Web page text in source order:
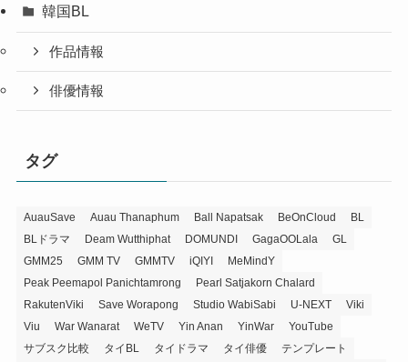
韓国BL
作品情報
俳優情報
タグ
AuauSave Auau Thanaphum Ball Napatsak BeOnCloud
BL
BLドラマ
Deam Wutthiphat DOMUNDI GagaOOLala
GL
GMM25
GMM TV GMMTV iQIYI
MeMindY
Peak Peemapol Panichtamrong
Pearl Satjakorn Chalard
RakutenViki
Save Worapong Studio WabiSabi U-NEXT
Viki
Viu
War Wanarat WeTV Yin Anan YinWar
YouTube
サブスク比較
タイBL タイドラマ タイ俳優
テンプレート